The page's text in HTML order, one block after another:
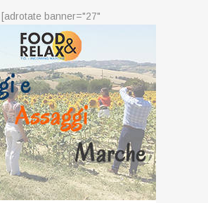
[adrotate banner="27"